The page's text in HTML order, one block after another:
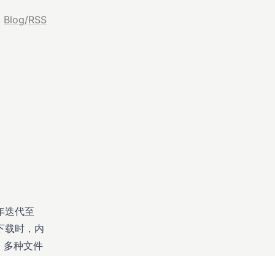
Blog/RSS
迭代至
载时，内
多种文件